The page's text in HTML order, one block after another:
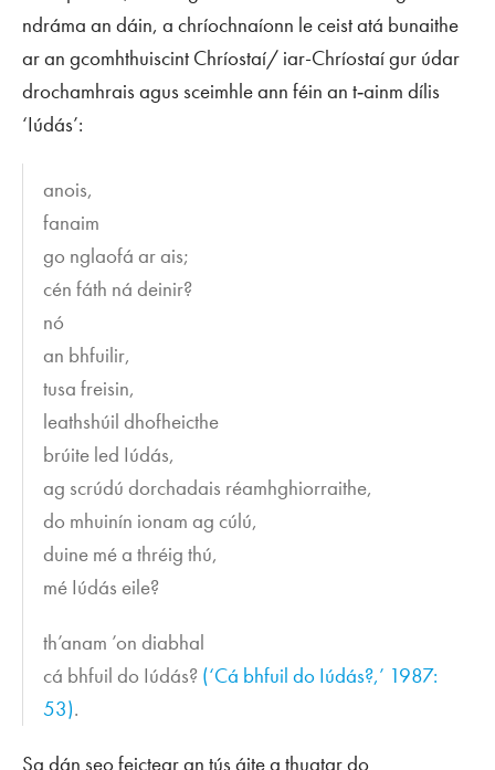
ndráma an dáin, a chríochnaíonn le ceist atá bunaithe
ar an gcomhthuiscint Chríostaí/ iar-Chríostaí gur údar
drochamhrais agus sceimhle ann féin an t‑ainm dílis
‘Iúdás’:
anois,
fanaim
go nglaofá ar ais;
cén fáth ná deinir?
nó
an bhfuilir,
tusa freisin,
leathshúil dhofheicthe
brúite led Iúdás,
ag scrúdú dorchadais réamhghiorraithe,
do mhuinín ionam ag cúlú,
duine mé a thréig thú,
mé Iúdás eile?
th’anam ’on diabhal
cá bhfuil do Iúdás? (‘Cá bhfuil do Iúdás?,’ 1987:
53).
Sa dán seo feictear an tús áite a thugtar do